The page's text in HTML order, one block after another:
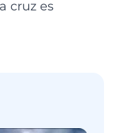
cruz es